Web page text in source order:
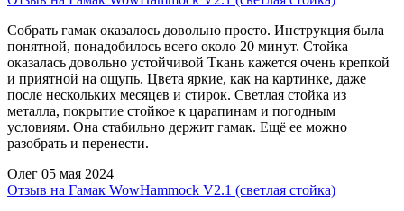
Собрать гамак оказалось довольно просто. Инструкция была
понятной, понадобилось всего около 20 минут. Стойка
оказалась довольно устойчивой Ткань кажется очень крепкой
и приятной на ощупь. Цвета яркие, как на картинке, даже
после нескольких месяцев и стирок. Светлая стойка из
металла, покрытие стойкое к царапинам и погодным
условиям. Она стабильно держит гамак. Ещё ее можно
разобрать и перенести.
Олег 05 мая 2024
Отзыв на Гамак WowHammock V2.1 (светлая стойка)